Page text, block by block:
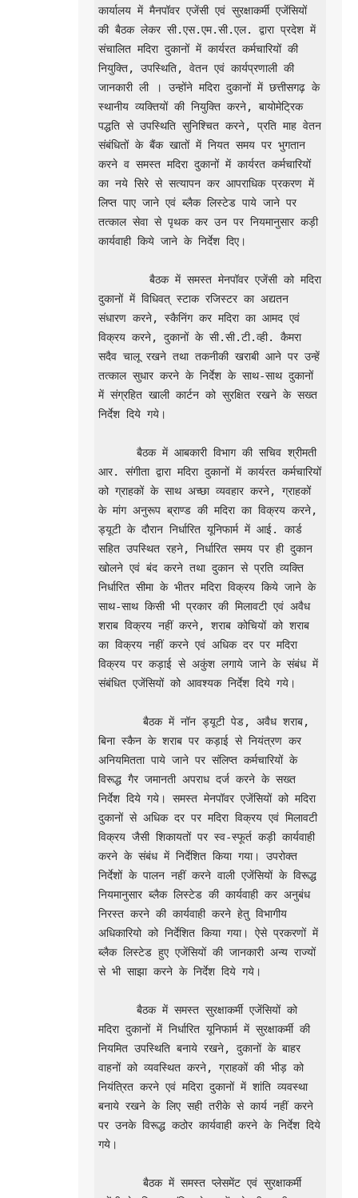
कार्यालय में मैनपॉवर एजेंसी एवं सुरक्षाकर्मी एजेंसियों
की बैठक लेकर सी.एस.एम.सी.एल. द्वारा प्रदेश में
संचालित मदिरा दुकानों में कार्यरत कर्मचारियों की
नियुक्ति, उपस्थिति, वेतन एवं कार्यप्रणाली की
जानकारी ली । उन्होंने मदिरा दुकानों में छत्तीसगढ़ के
स्थानीय व्यक्तियों की नियुक्ति करने, बायोमेट्रिक
पद्धति से उपस्थिति सुनिश्चित करने, प्रति माह वेतन
संबंधितों के बैंक खातों में नियत समय पर भुगतान
करने व समस्त मदिरा दुकानों में कार्यरत कर्मचारियों
का नये सिरे से सत्यापन कर आपराधिक प्रकरण में
लिप्त पाए जाने एवं ब्लैक लिस्टेड पाये जाने पर
तत्काल सेवा से पृथक कर उन पर नियमानुसार कड़ी
कार्यवाही किये जाने के निर्देश दिए।
दुकानों में विधिवत् स्टाक रजिस्टर का अद्यतन
संधारण करने, स्कैनिंग कर मदिरा का आमद एवं
विक्रय करने, दुकानों के सी.सी.टी.व्ही. कैमरा
सदैव चालू रखने तथा तकनीकी खराबी आने पर उन्हें
तत्काल सुधार करने के निर्देश के साथ-साथ दुकानों
में संग्रहित खाली कार्टन को सुरक्षित रखने के सख्त
निर्देश दिये गये।
आर. संगीता द्वारा मदिरा दुकानों में कार्यरत कर्मचारियों
को ग्राहकों के साथ अच्छा व्यवहार करने, ग्राहकों
के मांग अनुरूप ब्राण्ड की मदिरा का विक्रय करने,
ड्यूटी के दौरान निर्धारित यूनिफार्म में आई. कार्ड
सहित उपस्थित रहने, निर्धारित समय पर ही दुकान
खोलने एवं बंद करने तथा दुकान से प्रति व्यक्ति
निर्धारित सीमा के भीतर मदिरा विक्रय किये जाने के
साथ-साथ किसी भी प्रकार की मिलावटी एवं अवैध
शराब विक्रय नहीं करने, शराब कोचियों को शराब
का विक्रय नहीं करने एवं अधिक दर पर मदिरा
विक्रय पर कड़ाई से अकुंश लगाये जाने के संबंध में
संबंधित एजेंसियों को आवश्यक निर्देश दिये गये।
बिना स्कैन के शराब पर कड़ाई से नियंत्रण कर
अनियमितता पाये जाने पर संलिप्त कर्मचारियों के
विरूद्ध गैर जमानती अपराध दर्ज करने के सख्त
निर्देश दिये गये। समस्त मेनपॉवर एजेंसियों को मदिरा
दुकानों से अधिक दर पर मदिरा विक्रय एवं मिलावटी
विक्रय जैसी शिकायतों पर स्व-स्फूर्त कड़ी कार्यवाही
करने के संबंध में निर्देशित किया गया। उपरोक्त
निर्देशों के पालन नहीं करने वाली एजेंसियों के विरूद्ध
नियमानुसार ब्लैक लिस्टेड की कार्यवाही कर अनुबंध
निरस्त करने की कार्यवाही करने हेतु विभागीय
अधिकारियो को निर्देशित किया गया। ऐसे प्रकरणों में
ब्लैक लिस्टेड हुए एजेंसियों की जानकारी अन्य राज्यों
से भी साझा करने के निर्देश दिये गये।
मदिरा दुकानों में निर्धारित यूनिफार्म में सुरक्षाकर्मी की
नियमित उपस्थिति बनाये रखने, दुकानों के बाहर
वाहनों को व्यवस्थित करने, ग्राहकों की भीड़ को
नियंत्रित करने एवं मदिरा दुकानों में शांति व्यवस्था
बनाये रखने के लिए सही तरीके से कार्य नहीं करने
पर उनके विरूद्ध कठोर कार्यवाही करने के निर्देश दिये
गये।